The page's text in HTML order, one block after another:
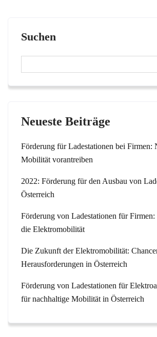
Suchen
Neueste Beiträge
Förderung für Ladestationen bei Firmen:
Mobilität vorantreiben
2022: Förderung für den Ausbau von
Österreich
Förderung von Ladestationen für
die Elektromobilität
Die Zukunft der Elektromobilität:
Herausforderungen in Österreich
Förderung von Ladestationen für
für nachhaltige Mobilität in Österreich